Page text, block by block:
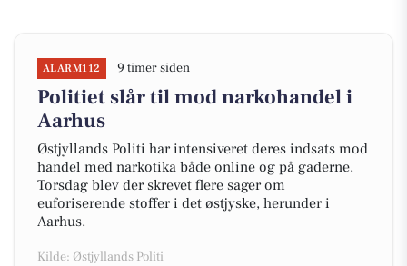
ALARM112 9 timer siden
Politiet slår til mod narkohandel i
Aarhus
Østjyllands Politi har intensiveret deres indsats mod
handel med narkotika både online og på gaderne.
Torsdag blev der skrevet flere sager om
euforiserende stoffer i det østjyske, herunder i
Aarhus.
Kilde: Østjyllands Politi